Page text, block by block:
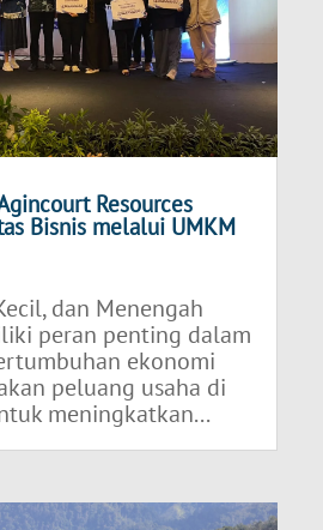
Resources
Bisnis melalui UMKM
dan Menengah
peran penting dalam
ekonomi
peluang usaha di
meningkatkan...